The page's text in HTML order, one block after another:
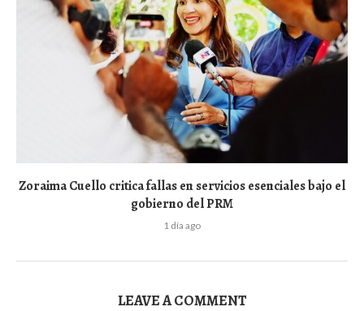
Zoraima Cuello critica fallas en servicios esenciales bajo el
gobierno del PRM
1 día ago
LEAVE A COMMENT